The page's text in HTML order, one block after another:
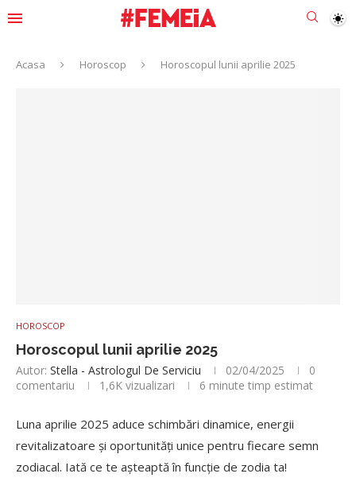
Acasa Horoscop Horoscopul lunii aprilie 2025
HOROSCOP
Horoscopul lunii aprilie 2025
Autor: Stella - Astrologul De Serviciu 02/04/2025
0
comentariu
1,6K vizualizari 6 minute timp estimat
Luna aprilie 2025 aduce schimbări dinamice, energii
revitalizatoare și oportunități unice pentru fiecare semn
zodiacal. Iată ce te așteaptă în funcție de zodia ta!